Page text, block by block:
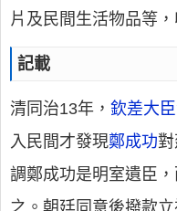
片及民間生活物品等
記載
清同治13年， 欽差大臣
入民間才發現鄭成功
調鄭成功是明室遺臣
之。朝廷同意後撥款